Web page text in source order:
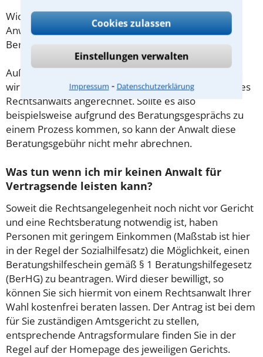
Cookies zulassen
Einstellungen verwalten
Impressum ⁃ Datenschutzerklärung
Wichtig daher: Klären Sie die Kostenfrage mit Ihrem
Anwalt aus Büdingen schon zu Beginn der ersten
Beratung.
Außerdem gut zu wissen: Gemäß § 34 Absatz 2 RVG
wird die Beratungsgebühr auf weitere Tätigkeiten des
Rechtsanwalts angerechnet. Sollte es also
beispielsweise aufgrund des Beratungsgesprächs zu
einem Prozess kommen, so kann der Anwalt diese
Beratungsgebühr nicht mehr abrechnen.
Was tun wenn ich mir keinen Anwalt für
Vertragsende leisten kann?
Soweit die Rechtsangelegenheit noch nicht vor Gericht
und eine Rechtsberatung notwendig ist, haben
Personen mit geringem Einkommen (Maßstab ist hier
in der Regel der Sozialhilfesatz) die Möglichkeit, einen
Beratungshilfeschein gemäß § 1 Beratungshilfegesetz
(BerHG) zu beantragen. Wird dieser bewilligt, so
können Sie sich hiermit von einem Rechtsanwalt Ihrer
Wahl kostenfrei beraten lassen. Der Antrag ist bei dem
für Sie zuständigen Amtsgericht zu stellen,
entsprechende Antragsformulare finden Sie in der
Regel auf der Homepage des jeweiligen Gerichts.